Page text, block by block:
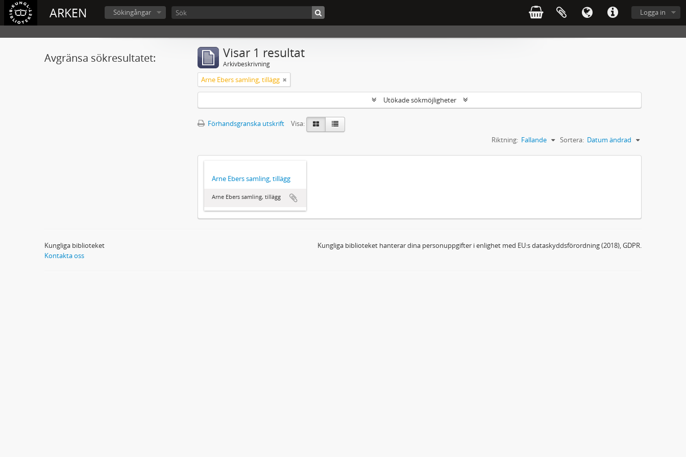
ARKEN Logga in
Sökingångar
Avgränsa sökresultatet: Visar 1 resultat
Arkivbeskrivning
Arne Ebers samling, tillägg
Utökade sökmöjligheter
Förhandsgranska utskrift
Visa:
Sortera: Datum ändrad
Riktning: Fallande
Arne Ebers samling, tillägg
Arne Ebers samling, tillägg
Kungliga biblioteket
Kontakta oss
Kungliga biblioteket hanterar dina personuppgifter i enlighet med EU:s dataskyddsförordning (2018), GDPR.